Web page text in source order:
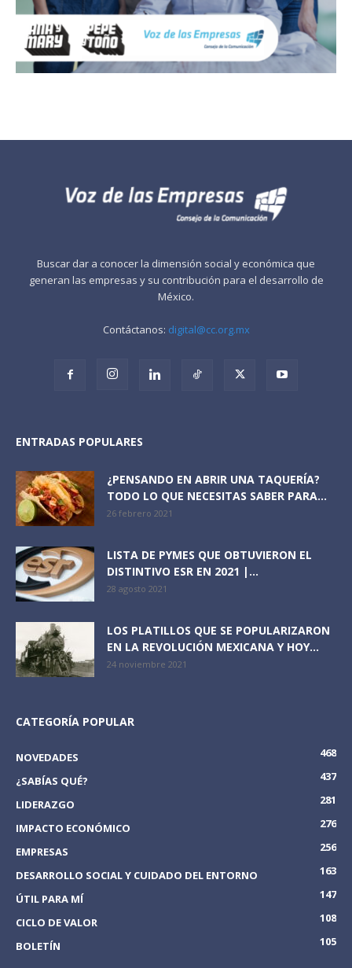
Buscar dar a conocer la dimensión social y económica que
generan las empresas y su contribución para el desarrollo de
México.
Contáctanos: digital@cc.org.mx
ENTRADAS POPULARES
¿PENSANDO EN ABRIR UNA TAQUERÍA?
TODO LO QUE NECESITAS SABER PARA...
26 febrero 2021
LISTA DE PYMES QUE OBTUVIERON EL
DISTINTIVO ESR EN 2021 |...
28 agosto 2021
LOS PLATILLOS QUE SE POPULARIZARON
EN LA REVOLUCIÓN MEXICANA Y HOY...
24 noviembre 2021
CATEGORÍA POPULAR
NOVEDADES
468
¿SABÍAS QUÉ?
437
LIDERAZGO
281
IMPACTO ECONÓMICO
276
EMPRESAS
256
DESARROLLO SOCIAL Y CUIDADO DEL ENTORNO
163
ÚTIL PARA MÍ
147
CICLO DE VALOR
108
BOLETÍN
105